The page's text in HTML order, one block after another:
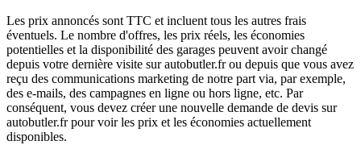
Les prix annoncés sont TTC et incluent tous les autres frais
éventuels. Le nombre d'offres, les prix réels, les économies
potentielles et la disponibilité des garages peuvent avoir changé
depuis votre dernière visite sur autobutler.fr ou depuis que vous avez
reçu des communications marketing de notre part via, par exemple,
des e-mails, des campagnes en ligne ou hors ligne, etc. Par
conséquent, vous devez créer une nouvelle demande de devis sur
autobutler.fr pour voir les prix et les économies actuellement
disponibles.